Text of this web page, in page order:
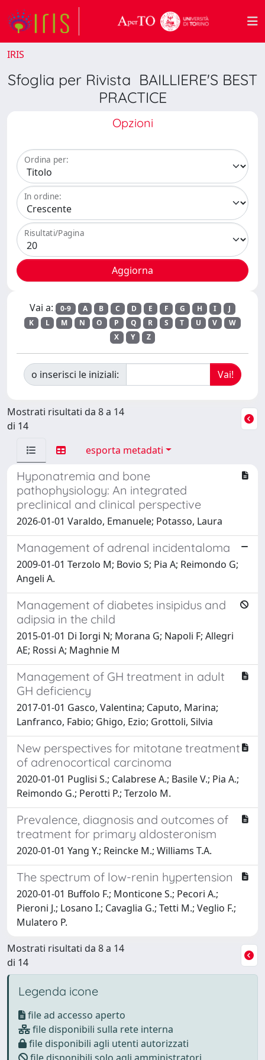
IRIS
Sfoglia per Rivista BAILLIERE'S BEST
PRACTICE
Opzioni
Ordina per:
In ordine:
Risultati/Pagina
Vai a: 0-9 A B C D E F G H I
J
K
L M N O P Q R S T U V
W
X
Y Z
o inserisci le iniziali:
Mostrati risultati da 8 a 14
di 14
esporta metadati
Hyponatremia and bone
pathophysiology: An integrated
preclinical and clinical perspective
2026-01-01 Varaldo, Emanuele; Potasso, Laura
Management of adrenal incidentaloma
2009-01-01 Terzolo M; Bovio S; Pia A; Reimondo G;
Angeli A.
Management of diabetes insipidus and
adipsia in the child
2015-01-01 Di Iorgi N; Morana G; Napoli F; Allegri
AE; Rossi A; Maghnie M
Management of GH treatment in adult
GH deficiency
2017-01-01 Gasco, Valentina; Caputo, Marina;
Lanfranco, Fabio; Ghigo, Ezio; Grottoli, Silvia
New perspectives for mitotane treatment
of adrenocortical carcinoma
2020-01-01 Puglisi S.; Calabrese A.; Basile V.; Pia A.;
Reimondo G.; Perotti P.; Terzolo M.
Prevalence, diagnosis and outcomes of
treatment for primary aldosteronism
2020-01-01 Yang Y.; Reincke M.; Williams T.A.
The spectrum of low-renin hypertension
2020-01-01 Buffolo F.; Monticone S.; Pecori A.;
Pieroni J.; Losano I.; Cavaglia G.; Tetti M.; Veglio F.;
Mulatero P.
Mostrati risultati da 8 a 14
di 14
Legenda icone
file ad accesso aperto
file disponibili sulla rete interna
file disponibili agli utenti autorizzati
file disponibili solo agli amministratori